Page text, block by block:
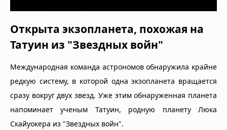
Открыта экзопланета, похожая на
Татуин из "Звездных войн"
Международная команда астрономов обнаружила крайне
редкую систему, в которой одна экзопланета вращается
сразу вокруг двух звезд. Уже этим обнаруженная планета
напоминает ученым Татуин, родную планету Люка
Скайуокера из "Звездных войн".